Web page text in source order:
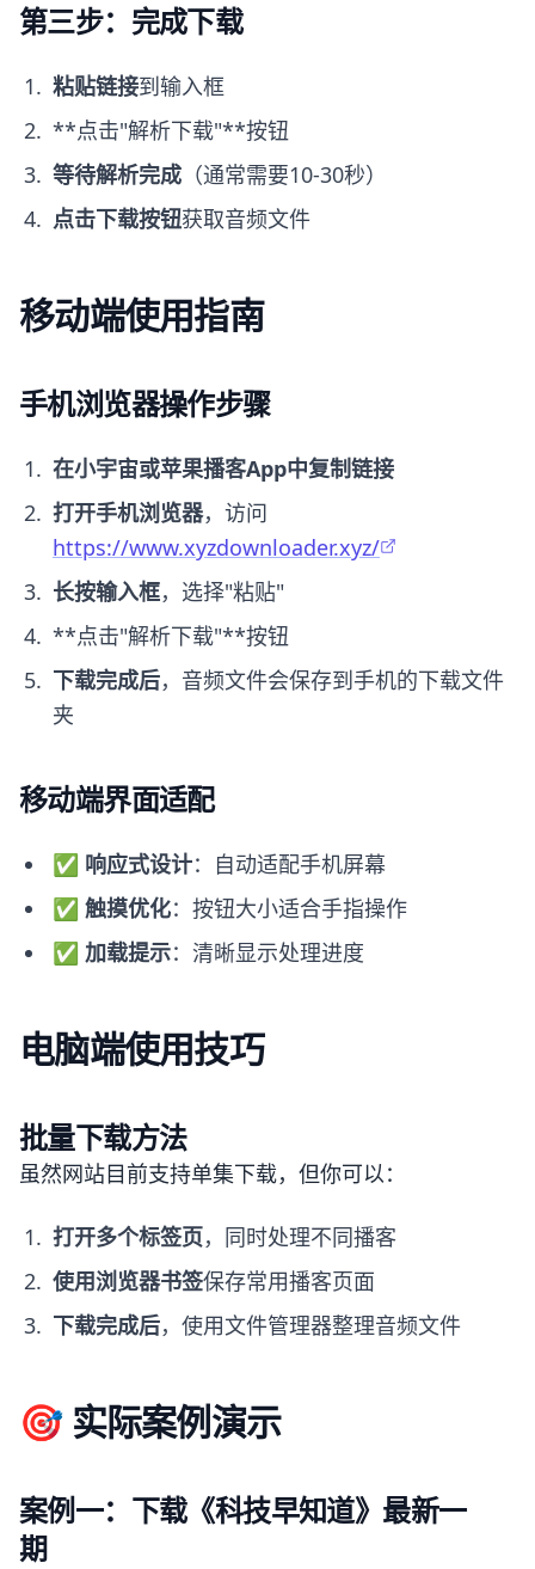
第三步：完成下载
粘贴链接到输入框
**点击"解析下载"**按钮
等待解析完成 （通常需要10-30秒）
点击下载按钮获取音频文件
移动端使用指南
手机浏览器操作步骤
在小宇宙或苹果播客App中复制链接
打开手机浏览器，访问
https://www.xyzdownloader.xyz/
长按输入框，选择"粘贴"
**点击"解析下载"**按钮
下载完成后，音频文件会保存到手机的下载文件
夹
移动端界面适配
✅ 响应式设计：自动适配手机屏幕
✅ 触摸优化：按钮大小适合手指操作
✅ 加载提示：清晰显示处理进度
电脑端使用技巧
批量下载方法
虽然网站目前支持单集下载，但你可以：
打开多个标签页，同时处理不同播客
使用浏览器书签保存常用播客页面
下载完成后，使用文件管理器整理音频文件
🎯 实际案例演示
案例一：下载《科技早知道》最新一
期